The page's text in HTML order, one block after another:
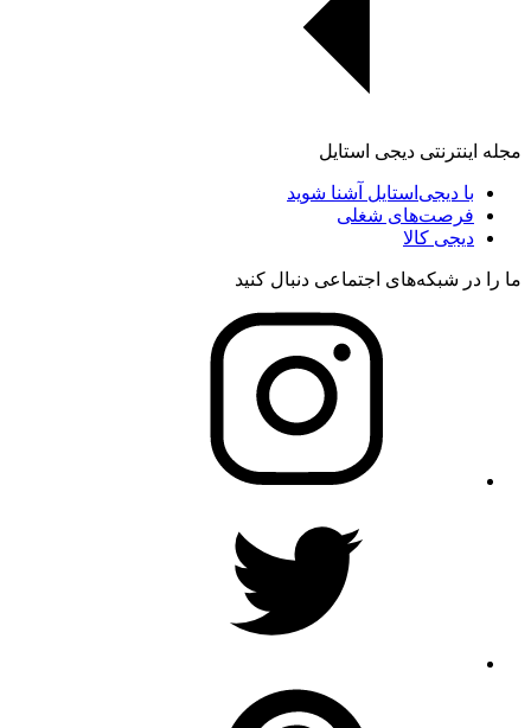
مجله اینترنتی دیجی استایل
با دیجی‌استایل آشنا شوید
فرصت‌های شغلی
دیجی کالا
ما را در شبکه‌های اجتماعی دنبال کنید